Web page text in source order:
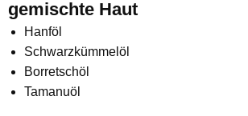
gemischte Haut
Hanföl
Schwarzkümmelöl
Borretschöl
Tamanuöl